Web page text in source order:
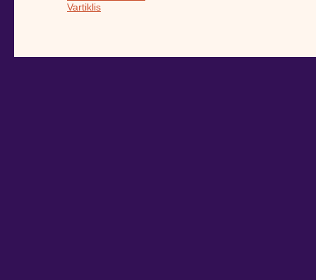
Vartiklis